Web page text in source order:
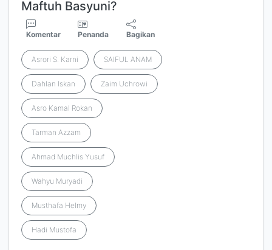
Maftuh Basyuni?
Komentar Penanda Bagikan
Asrori S. Karni SAIFUL ANAM
Dahlan Iskan Zaim Uchrowi
Asro Kamal Rokan
Tarman Azzam
Ahmad Muchlis Yusuf
Wahyu Muryadi
Musthafa Helmy
Hadi Mustofa